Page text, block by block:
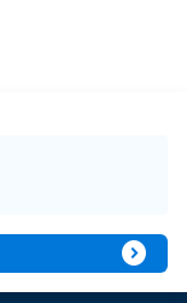
expand_circle_right